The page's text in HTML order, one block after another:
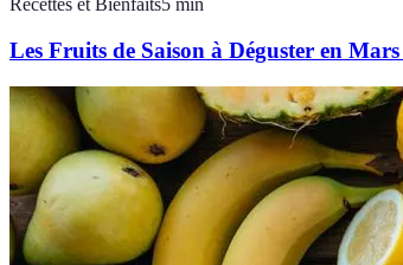
Recettes et Bienfaits5 min
Les Fruits de Saison à Déguster en